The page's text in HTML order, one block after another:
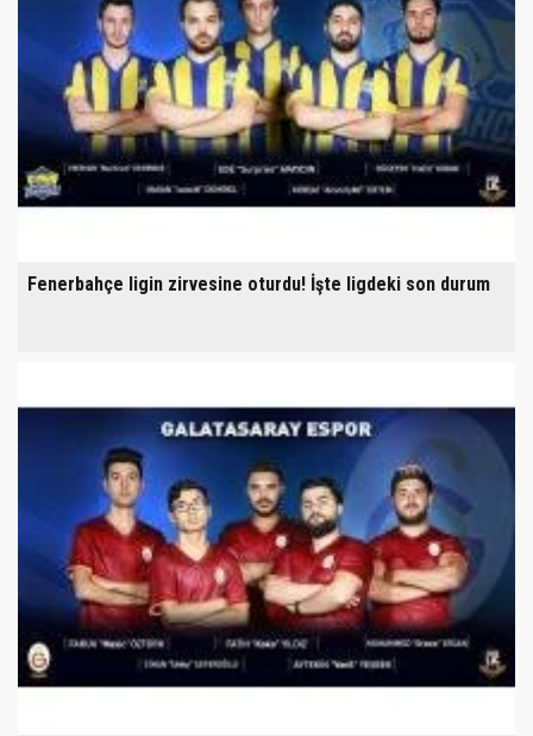
Fenerbahçe ligin zirvesine oturdu! İşte ligdeki son durum